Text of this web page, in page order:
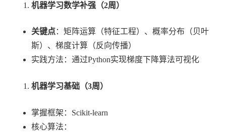
机器学习数学补强（2周）
关键点：矩阵运算（特征工程）、概率分布（贝叶
斯）、梯度计算（反向传播）
实践方法：通过Python实现梯度下降算法可视化
机器学习基础（3周）
掌握框架：Scikit-learn
核心算法：